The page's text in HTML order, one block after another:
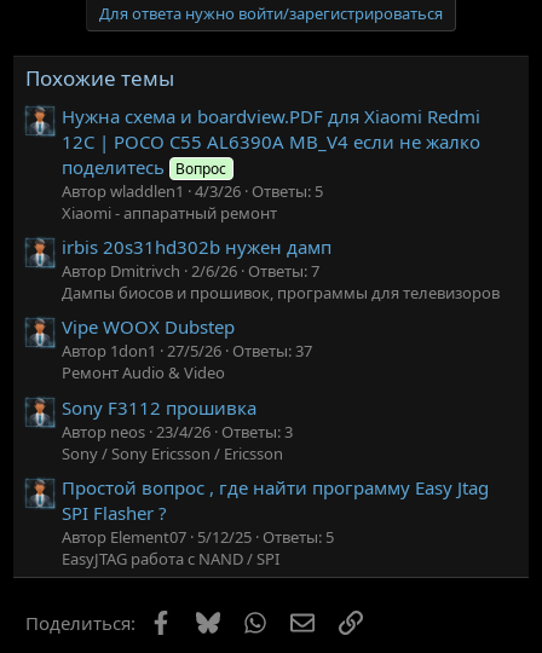
Для ответа нужно войти/зарегистрироваться
Похожие темы
Нужна схема и boardview.PDF для Xiaomi Redmi
12C | POCO C55 AL6390A MB_V4 если не жалко
поделитесь Вопрос
Автор wladdlen1 4/3/26 Ответы: 5
Xiaomi - аппаратный ремонт
irbis 20s31hd302b нужен дамп
Автор Dmitrivch 2/6/26 Ответы: 7
Дампы биосов и прошивок, программы для телевизоров
Vipe WOOX Dubstep
Автор 1don1 27/5/26 Ответы: 37
Ремонт Audio & Video
Sony F3112 прошивка
Автор neos 23/4/26 Ответы: 3
Sony / Sony Ericsson / Ericsson
Простой вопрос , где найти программу Easy Jtag
SPI Flasher ?
Автор Element07 5/12/25 Ответы: 5
EasyJTAG работа с NAND / SPI
Поделиться: Facebook
Bluesky WhatsAppЭлектронная почта
Ссылка